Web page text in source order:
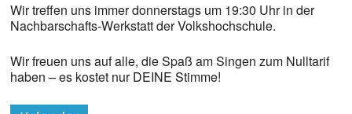
Wir treffen uns immer donnerstags um 19:30 Uhr in der
Nachbarschafts-Werkstatt der Volkshochschule.
Wir freuen uns auf alle, die Spaß am Singen zum Nulltarif
haben – es kostet nur DEINE Stimme!